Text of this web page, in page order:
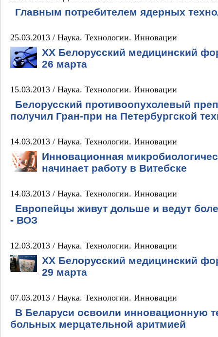
Главным потребителем ядерных
25.03.2013 / Наука. Технологии. Инновации
XX Белорусский медицинский
26 марта
15.03.2013 / Наука. Технологии. Инновации
Белорусский противоопухолевый
получил Гран-при на Петербургской
14.03.2013 / Наука. Технологии. Инновации
Инновационная
начинает работу в Витебске
14.03.2013 / Наука. Технологии. Инновации
Европейцы живут дольше и ведут
- ВОЗ
12.03.2013 / Наука. Технологии. Инновации
XX Белорусский медицинский
29 марта
07.03.2013 / Наука. Технологии. Инновации
В Беларуси освоили инновационную
больных мерцательной аритмией